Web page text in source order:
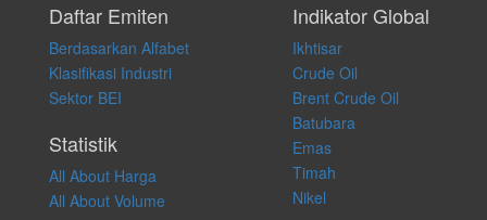
pribadi. Kami tidak memberi anjuran, saran, rekomendasi untuk
membeli, menjual atau melakukan aktivitas lain yang terkait dengan
transaksi perdagangan apapun, dan kami tidak bertanggung jawab
atas keputusan investasi yang dilakukan dalam kondisi dan situasi
apapun juga, yang diakibatkan secara langsung maupun tidak
langsung atas konten pada website ini.
Daftar Emiten
Berdasarkan Alfabet
Klasifikasi Industri
Sektor BEI
Statistik
All About Harga
All About Volume
Indikator Global
Ikhtisar
Crude Oil
Brent Crude Oil
Batubara
Emas
Timah
Nikel